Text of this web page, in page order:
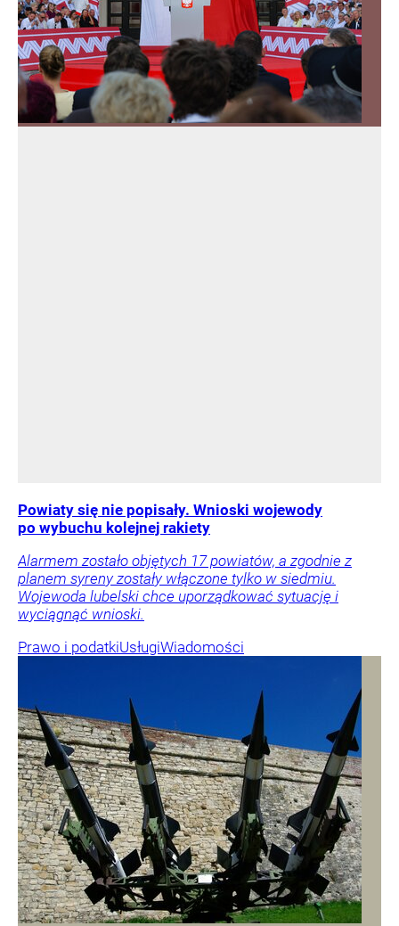
Powiaty się nie popisały. Wnioski wojewody
po wybuchu kolejnej rakiety
Alarmem zostało objętych 17 powiatów, a zgodnie z
planem syreny zostały włączone tylko w siedmiu.
Wojewoda lubelski chce uporządkować sytuację i
wyciągnąć wnioski.
Prawo i podatkiUsługiWiadomości